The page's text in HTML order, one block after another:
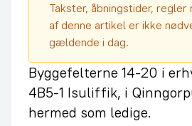
Takster, åbningstider, regler
af denne artikel er ikke
gældende i dag.
Byggefelterne 14-20 i
4B5-1 Isuliffik, i
hermed som ledige.